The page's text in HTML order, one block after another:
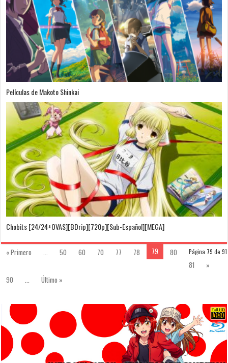
Películas de Makoto Shinkai
Chobits [24/24+OVAS][BDrip][720p][Sub-Español][MEGA]
Página 79 de 91
« Primero 50 60 70 77 78 79
80
81
»
90
Último »